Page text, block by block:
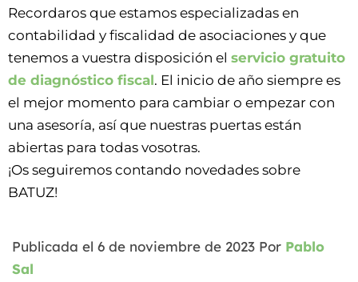
Recordaros que estamos especializadas en
contabilidad y fiscalidad de asociaciones y que
tenemos a vuestra disposición el servicio gratuito
de diagnóstico fiscal. El inicio de año siempre es
el mejor momento para cambiar o empezar con
una asesoría, así que nuestras puertas están
abiertas para todas vosotras.
¡Os seguiremos contando novedades sobre
BATUZ!
Publicada el 6 de noviembre de 2023 Por Pablo
Sal